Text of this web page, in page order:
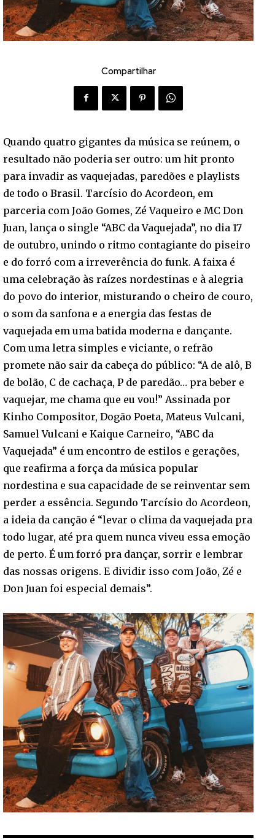
Compartilhar
Quando quatro gigantes da música se reúnem, o
resultado não poderia ser outro: um hit pronto
para invadir as vaquejadas, paredões e playlists
de todo o Brasil. Tarcísio do Acordeon, em
parceria com João Gomes, Zé Vaqueiro e MC Don
Juan, lança o single “ABC da Vaquejada”, no dia 17
de outubro, unindo o ritmo contagiante do piseiro
e do forró com a irreverência do funk. A faixa é
uma celebração às raízes nordestinas e à alegria
do povo do interior, misturando o cheiro de couro,
o som da sanfona e a energia das festas de
vaquejada em uma batida moderna e dançante.
Com uma letra simples e viciante, o refrão
promete não sair da cabeça do público: “A de alô, B
de bolão, C de cachaça, P de paredão… pra beber e
vaquejar, me chama que eu vou!” Assinada por
Kinho Compositor, Dogão Poeta, Mateus Vulcani,
Samuel Vulcani e Kaique Carneiro, “ABC da
Vaquejada” é um encontro de estilos e gerações,
que reafirma a força da música popular
nordestina e sua capacidade de se reinventar sem
perder a essência. Segundo Tarcísio do Acordeon,
a ideia da canção é “levar o clima da vaquejada pra
todo lugar, até pra quem nunca viveu essa emoção
de perto. É um forró pra dançar, sorrir e lembrar
das nossas origens. E dividir isso com João, Zé e
Don Juan foi especial demais”.